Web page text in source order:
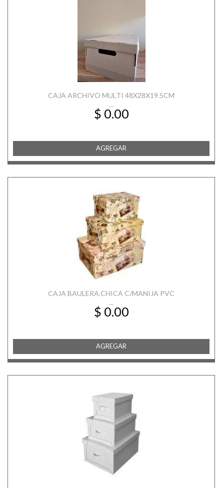
CAJA ARCHIVO MULTI 48X28X19.5CM
...
$ 0.00
AGREGAR
CAJA BAULERA.CHICA C/MANIJA PVC
...
$ 0.00
AGREGAR